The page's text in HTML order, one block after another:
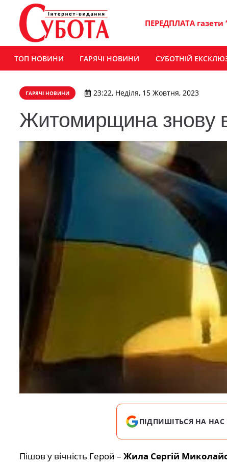
ПЕРЕДПЛАТА газети
ТОП НОВИНИ ГАРЯЧІ НОВИНИ СУБОТНІЙ
ГАРЯЧІ НОВИНИ 23:22, Неділя, 15 Жовтня, 2023
Житомирщина знову
ПІДПИШІТЬСЯ НА НАС
Пішов у вічність Герой – Жила Сергій